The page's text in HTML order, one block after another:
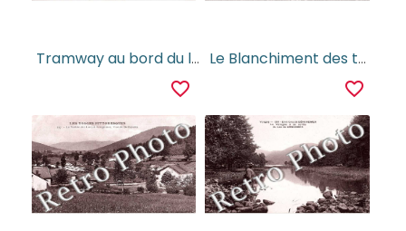
Tramway au bord du lac de Longemer
favorite_border
Le Blanchiment des toiles derriere l'Hotel du Lac
favorite_border